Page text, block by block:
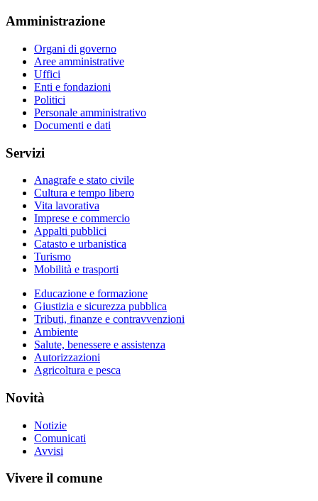
Amministrazione
Organi di governo
Aree amministrative
Uffici
Enti e fondazioni
Politici
Personale amministrativo
Documenti e dati
Servizi
Anagrafe e stato civile
Cultura e tempo libero
Vita lavorativa
Imprese e commercio
Appalti pubblici
Catasto e urbanistica
Turismo
Mobilità e trasporti
Educazione e formazione
Giustizia e sicurezza pubblica
Tributi, finanze e contravvenzioni
Ambiente
Salute, benessere e assistenza
Autorizzazioni
Agricoltura e pesca
Novità
Notizie
Comunicati
Avvisi
Vivere il comune